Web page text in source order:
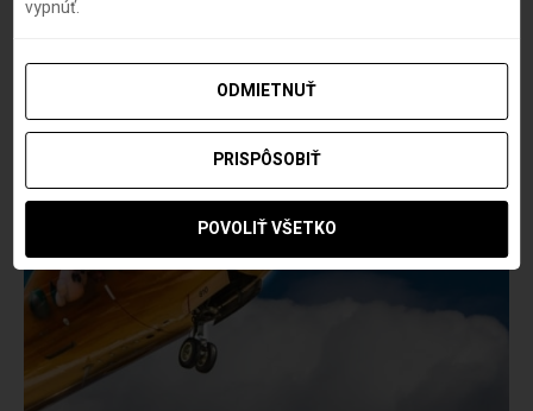
vypnúť.
ODMIETNUŤ
PRISPÔSOBIŤ
POVOLIŤ VŠETKO